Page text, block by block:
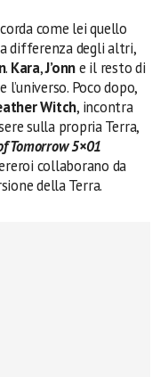
come lei quello
a differenza degli altri,
. Kara,J’onne il resto di
l’universo. Poco dopo,
Witch, incontra
sulla propria Terra,
Tomorrow 5×01
collaborano da
della Terra.